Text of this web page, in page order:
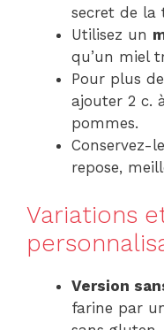
secret de la
Utilisez un
qu’un miel
Pour plus
ajouter 2 c.
pommes.
Conservez-
repose,
Variations
Version
farine par